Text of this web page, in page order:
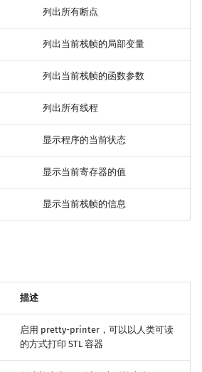
列出所有断点
列出当前栈帧的局部变量
列出当前栈帧的函数参数
列出所有线程
显示程序的当前状态
显示当前寄存器的值
显示当前栈帧的信息
描述
启用 pretty-printer，可以以人类可读
的方式打印 STL 容器